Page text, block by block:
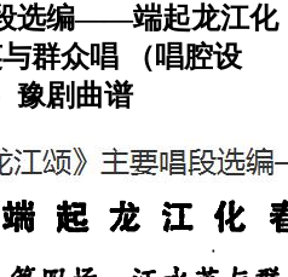
选编——端起龙江化
群众唱 （唱腔设
豫剧曲谱